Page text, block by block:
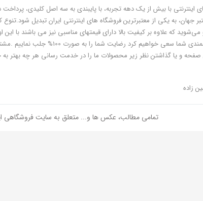
به یکی از معتبرترین فروشگاه های اینترنتی ایران تبدیل شود.تنوع
که علاوه بر کیفیت بالا دارای قیمتهای مناسبی نیز می باشند با این
هوشمندی شماست و مطمئنا ما هم به پاس درایت و
صفحه و یا گذاشتن نظر زیر محصولات ما را در خدمت رسانی هر چه بهتر به
زاده
تمامی مطالب، عکس ها و... متعلق به سایت فروشگاهی